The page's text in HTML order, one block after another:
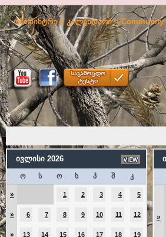
ოჩოპინტრე>კალენდარი>Community
ივლისი 2026
ო ს ო ხ პ შ კ
» 1 2 3 4 5
» 6 7 8 9 10 11 12
» 13 14 15 16 17 18 19
»